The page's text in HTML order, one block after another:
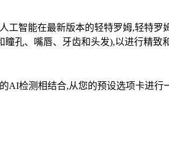
智能在最新版本的轻特罗姆,轻特
孔、嘴唇、牙齿和头发),以进行精致
检测相结合,从您的预设选项卡进行